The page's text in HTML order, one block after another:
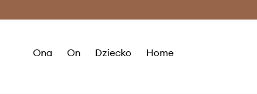
Ona On Dziecko Home